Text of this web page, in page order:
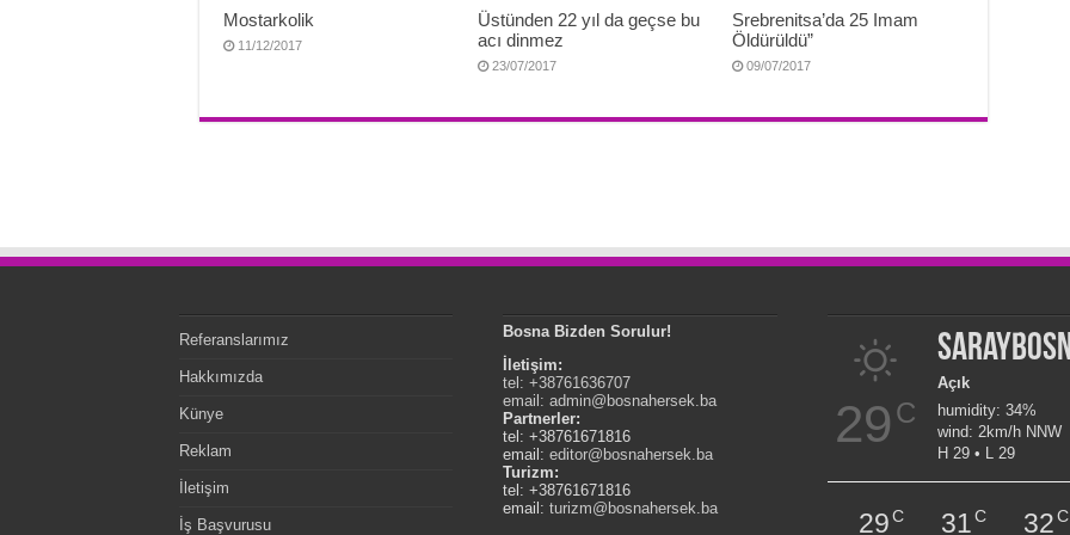
Mostarkolik
11/12/2017
Üstünden 22 yıl da geçse bu
acı dinmez
23/07/2017
Srebrenitsa’da 25 Imam
Öldürüldü”
09/07/2017
Referanslarımız
Hakkımızda
Künye
Reklam
İletişim
İş Başvurusu
Bosna Bizden Sorulur!
İletişim:
tel: +38761636707
email:admin@bosnahersek.ba
Partnerler:
tel: +38761671816
email:editor@bosnahersek.ba
Turizm:
tel: +38761671816
email:turizm@bosnahersek.ba
29 C
Açık
humidity: 34%
wind: 2km/h NNW
H 29 • L 29
29C 31C 32C